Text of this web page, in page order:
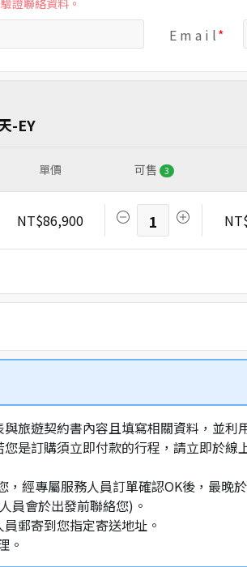
證聯絡資料。
E m a i l
-EY
單價 可售 3
NT$86,900 1
旅遊契約書內容且填寫相關資料，並
是訂購須立即付款的行程，請立即於
經專屬服務人員訂單確認OK後，最晚
員會於出發前聯絡您)。
郵寄到您指定寄送地址。
。